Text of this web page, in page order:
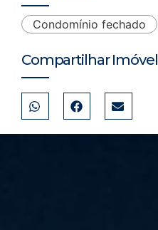
Condomínio fechado
Compartilhar Imóvel